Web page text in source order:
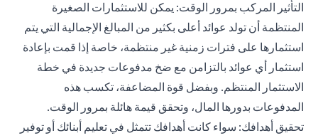
التأثير المركب بمرور الوقت: يمكن للاستثمارات الصغيرة
المنتظمة أن تولد عوائد أعلى بكثير من المبالغ الإجمالية التي يتم
استثمارها على فترات زمنية غير منتظمة، خاصة إذا قمت بإعادة
استثمار أي عوائد بالتزامن مع ضخ مدفوعات جديدة في خطة
الاستثمار المنتظم. وبفضل قوة المضاعفة، تكسب هذه
المدفوعات بدورها المال، وتحقق قيمة هائلة بمرور الوقت.
تحقيق أهدافك: سواء كانت أهدافك تتمثل في تعليم أبنائك أو توفير